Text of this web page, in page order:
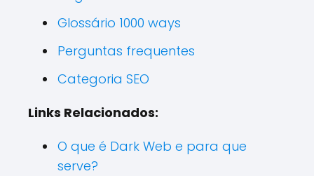
Glossário 1000 ways
Perguntas frequentes
Categoria SEO
Links Relacionados:
O que é Dark Web e para que
serve?